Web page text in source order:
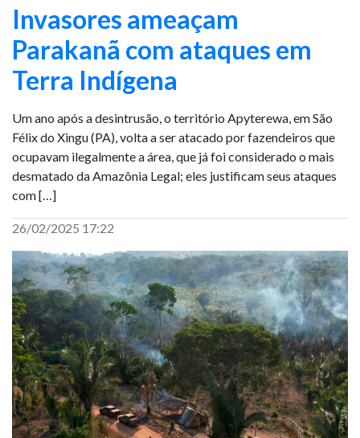
Invasores ameaçam
Parakanã com ataques em
Terra Indígena
Um ano após a desintrusão, o território Apyterewa, em São
Félix do Xingu (PA), volta a ser atacado por fazendeiros que
ocupavam ilegalmente a área, que já foi considerado o mais
desmatado da Amazônia Legal; eles justificam seus ataques
com […]
26/02/2025 17:22